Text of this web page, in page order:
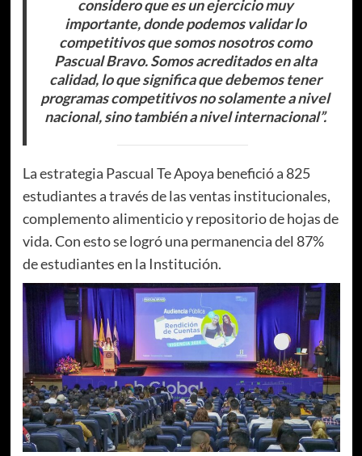
considero que es un ejercicio muy
importante, donde podemos validar lo
competitivos que somos nosotros como
Pascual Bravo. Somos acreditados en alta
calidad, lo que significa que debemos tener
programas competitivos no solamente a nivel
nacional, sino también a nivel internacional”.
La estrategia Pascual Te Apoya benefició a 825
estudiantes a través de las ventas institucionales,
complemento alimenticio y repositorio de hojas de
vida. Con esto se logró una permanencia del 87%
de estudiantes en la Institución.